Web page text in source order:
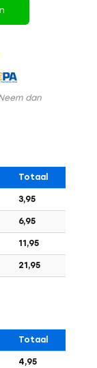
dan
Totaal
3,95
6,95
11,95
21,95
Totaal
4,95